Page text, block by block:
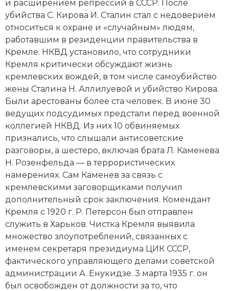
Генеалогия, геральдика
Государство и право
Европа
Империи
Историческая география и топонимика
История материальной и духовной культуры
История международных отношений
История, философия, теория и методология
исторического знания
Итория международных отношений
Латинская Америка
Новая история
Новейшая история
Нумизматика
и расширением репрессий в СССР. После
убийства С. Кирова И. Сталин стал с недоверием
относиться к охране и «случайным» людям,
работавшим в резиденции правительства в
Кремле. НКВД установило, что сотрудники
Кремля критически обсуждают жизнь
кремлевских вождей, в том числе самоубийство
жены Сталина Н. Аллилуевой и убийство Кирова.
Были арестованы более ста человек. В июне 30
ведущих подсудимых предстали перед военной
коллегией НКВД. Из них 10 обвиняемых
признались, что слышали антисоветские
разговоры, а шестеро, включая брата Л. Каменева
Н. Розенфельда — в террористических
намерениях. Сам Каменев за связь с
кремлевскими заговорщиками получил
дополнительный срок заключения. Комендант
Кремля с 1920 г. Р. Петерсон был отправлен
служить в Харьков. Чистка Кремля выявила
множество злоупотреблений, связанных с
именем секретаря президиума ЦИК СССР,
фактического управляющего делами советской
администрации А. Енукидзе. 3 марта 1935 г. он
был освобожден от должности за то, что